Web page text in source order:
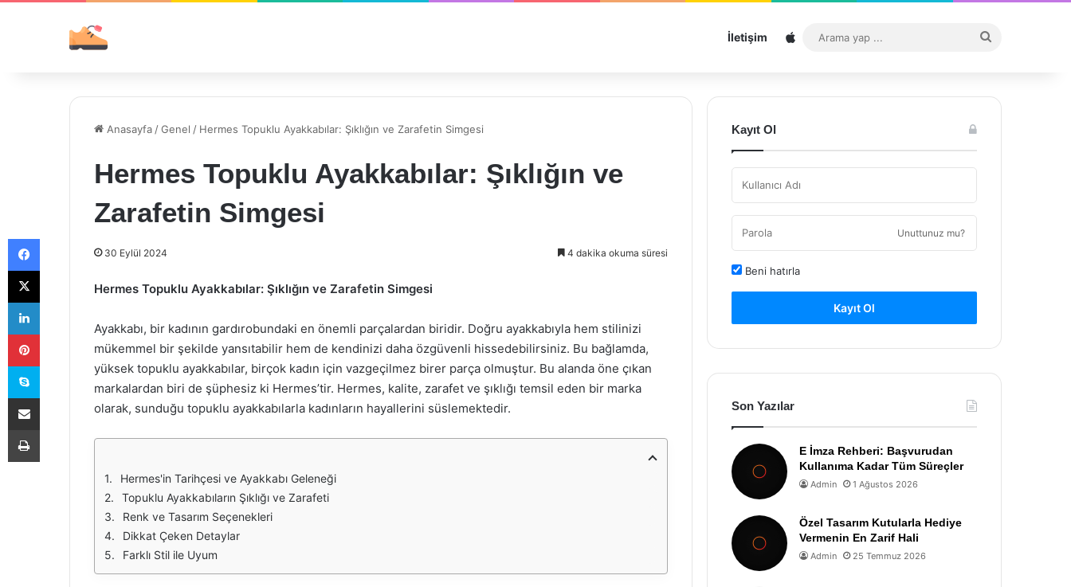
İletişim Sitemap
...
Anasayfa /Genel / Hermes Topuklu Ayakkabılar: Şıklığın ve Zarafetin Simgesi
Hermes Topuklu Ayakkabılar: Şıklığın ve
Zarafetin Simgesi
30 Eylül 2024 4 dakika okuma süresi
Hermes Topuklu Ayakkabılar: Şıklığın ve Zarafetin Simgesi
Ayakkabı, bir kadının gardırobundaki en önemli parçalardan biridir. Doğru ayakkabıyla hem stilinizi
mükemmel bir şekilde yansıtabilir hem de kendinizi daha özgüvenli hissedebilirsiniz. Bu bağlamda,
yüksek topuklu ayakkabılar, birçok kadın için vazgeçilmez birer parça olmuştur. Bu alanda öne çıkan
markalardan biri de şüphesiz ki Hermes’tir. Hermes, kalite, zarafet ve şıklığı temsil eden bir marka
olarak, sunduğu topuklu ayakkabılarla kadınların hayallerini süslemektedir.
Hermes'in Tarihçesi ve Ayakkabı Geleneği
Topuklu Ayakkabıların Şıklığı ve Zarafeti
Renk ve Tasarım Seçenekleri
Dikkat Çeken Detaylar
Farklı Stil ile Uyum
Kayıt Ol
Unuttunuz mu?
Beni hatırla
Kayıt Ol
Son Yazılar
E İmza Rehberi: Başvurudan
Kullanıma Kadar Tüm Süreçler
Admin 1 Ağustos 2026
Özel Tasarım Kutularla Hediye
Vermenin En Zarif Hali
Admin 25 Temmuz 2026
Facebook
X
LinkedIn
Pinterest
Skype
E-Posta ile paylaş